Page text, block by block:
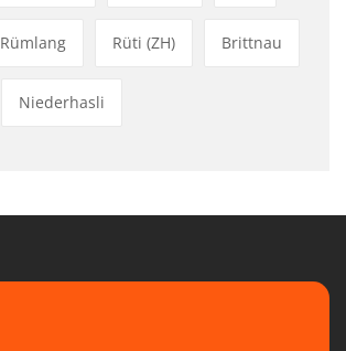
Rümlang Rüti (ZH) Brittnau
Niederhasli